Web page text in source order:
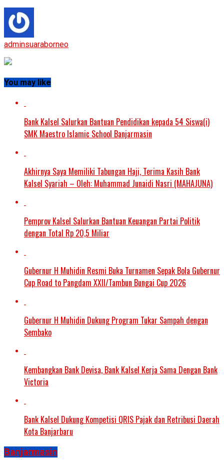
adminsuaraborneo
You may like
Bank Kalsel Salurkan Bantuan Pendidikan kepada 54 Siswa(i)
SMK Maestro Islamic School Banjarmasin
Akhirnya Saya Memiliki Tabungan Haji, Terima Kasih Bank
Kalsel Syariah – Oleh: Muhammad Junaidi Nasri (MAHAJUNA)
Pemprov Kalsel Salurkan Bantuan Keuangan Partai Politik
dengan Total Rp 20,5 Miliar
Gubernur H Muhidin Resmi Buka Turnamen Sepak Bola Gubernur
Cup Road to Pangdam XXII/Tambun Bungai Cup 2026
Gubernur H Muhidin Dukung Program Tukar Sampah dengan
Sembako
Kembangkan Bank Devisa, Bank Kalsel Kerja Sama Dengan Bank
Victoria
Bank Kalsel Dukung Kompetisi QRIS Pajak dan Retribusi Daerah
Kota Banjarbaru
Banjarmasin